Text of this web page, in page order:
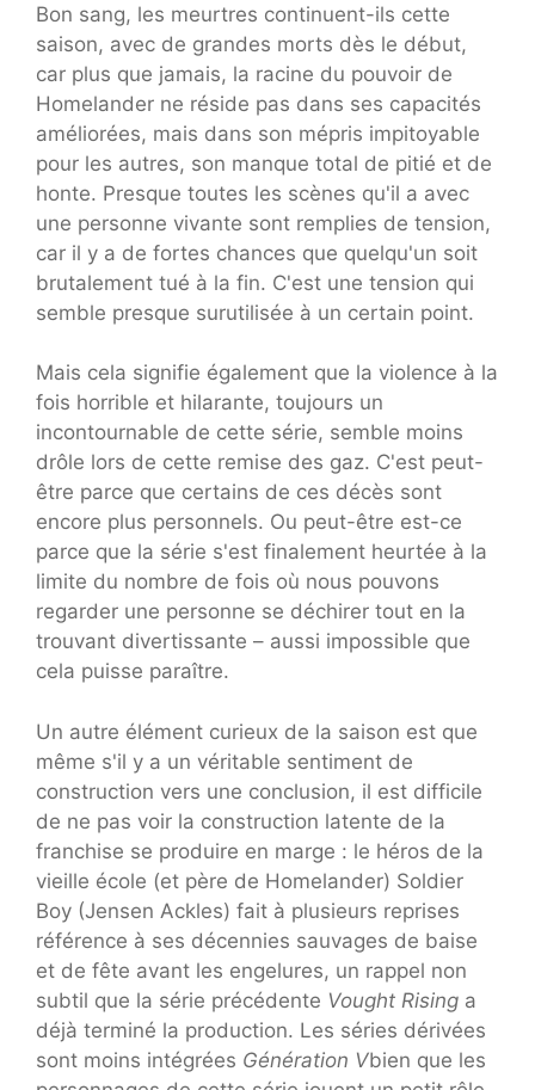
Bon sang, les meurtres continuent-ils cette
saison, avec de grandes morts dès le début,
car plus que jamais, la racine du pouvoir de
Homelander ne réside pas dans ses capacités
améliorées, mais dans son mépris impitoyable
pour les autres, son manque total de pitié et de
honte. Presque toutes les scènes qu'il a avec
une personne vivante sont remplies de tension,
car il y a de fortes chances que quelqu'un soit
brutalement tué à la fin. C'est une tension qui
semble presque surutilisée à un certain point.
Mais cela signifie également que la violence à la
fois horrible et hilarante, toujours un
incontournable de cette série, semble moins
drôle lors de cette remise des gaz. C'est peut-
être parce que certains de ces décès sont
encore plus personnels. Ou peut-être est-ce
parce que la série s'est finalement heurtée à la
limite du nombre de fois où nous pouvons
regarder une personne se déchirer tout en la
trouvant divertissante – aussi impossible que
cela puisse paraître.
Un autre élément curieux de la saison est que
même s'il y a un véritable sentiment de
construction vers une conclusion, il est difficile
de ne pas voir la construction latente de la
franchise se produire en marge : le héros de la
vieille école (et père de Homelander) Soldier
Boy (Jensen Ackles) fait à plusieurs reprises
référence à ses décennies sauvages de baise
et de fête avant les engelures, un rappel non
subtil que la série précédente Vought Rising a
déjà terminé la production. Les séries dérivées
sont moins intégrées Génération Vbien que les